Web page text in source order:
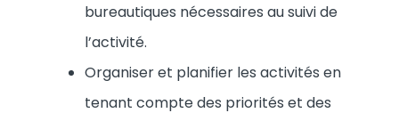
bureautiques nécessaires au suivi de
l’activité.
Organiser et planifier les activités en
tenant compte des priorités et des